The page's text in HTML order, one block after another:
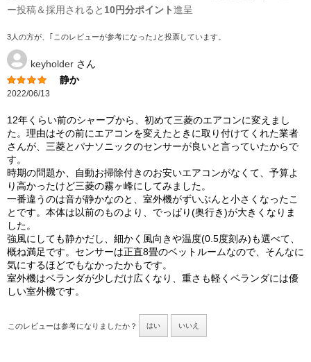
ー投稿＆採用されると 10円分ポイント進呈
3人の方が、｢このレビューが参考になった｣と投票しています。
keyholder さん
静か
2022/06/13
12年くらい前のシャープから、初めて三菱のエアコンに変えまし
た。理由はその前にエアコンを変えたときに取り付けてくれた業者
さんが、三菱とパナソニックのセンサーが良いと言っていたからで
す。
時期の問題か、自動お掃除付きのお安いエアコンがなくて、予算よ
り高かったけど三菱の霧ヶ峰にしてみました。
一番違うのは音が静かなのと、室外機がずいぶんと小さくなったこ
とです。本体は以前のものより、でっぱり(奥行き)が大きくなりま
した。
強風にしても静かだし、細かく風向きや温度(0.5度刻み)も選べて、
概ね満足です。センサーは正直8畳のベットルームなので、そんなに
気にするほどでもなかったかもです。
室外機はベランダが少しだけ広くなり、重さも軽くベランダには優
しい室外機です。
このレビューは参考になりましたか？ はい いいえ